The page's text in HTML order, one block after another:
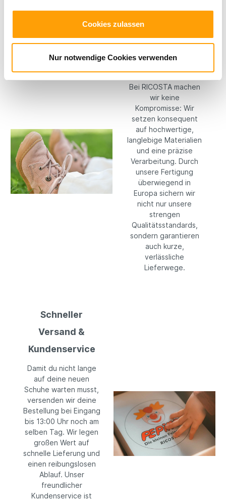
Cookies zulassen
Nur notwendige Cookies verwenden
Bei RICOSTA machen
wir keine
Kompromisse: Wir
setzen konsequent
auf hochwertige,
langlebige Materialien
und eine präzise
Verarbeitung. Durch
unsere Fertigung
überwiegend in
Europa sichern wir
nicht nur unsere
strengen
Qualitätsstandards,
sondern garantieren
auch kurze,
verlässliche
Lieferwege.
Schneller
Versand &
Kundenservice
Damit du nicht lange
auf deine neuen
Schuhe warten musst,
versenden wir deine
Bestellung bei Eingang
bis 13:00 Uhr noch am
selben Tag. Wir legen
großen Wert auf
schnelle Lieferung und
einen reibungslosen
Ablauf. Unser
freundlicher
Kundenservice ist